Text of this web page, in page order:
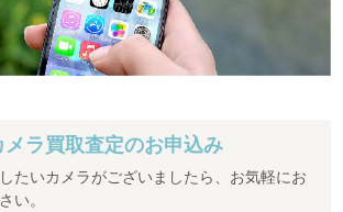
メラ買取査定のお申込み
たいカメラがございましたら、お気軽にお
い。